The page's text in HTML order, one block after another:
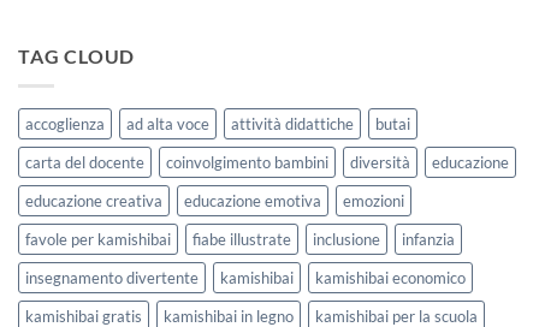
Settembre
2026
lavorare
sull’accoglienza
a
scuola
TAG CLOUD
accoglienza ad alta voce attività didattiche
butai
carta del docente
coinvolgimento bambini diversità
educazione
educazione creativa
educazione emotiva
emozioni
favole per kamishibai
fiabe illustrate inclusione
infanzia
insegnamento divertente
kamishibai
kamishibai economico
kamishibai gratis
kamishibai in legno
kamishibai per la scuola